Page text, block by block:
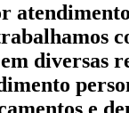
diversas